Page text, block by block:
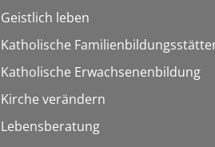
Geistlich leben
Katholische
Katholische Erwachsenenbildung
Kirche verändern
Lebensberatung